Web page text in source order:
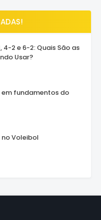
4-2 e 6-2: Quais São as
Usar?
fundamentos do
Voleibol